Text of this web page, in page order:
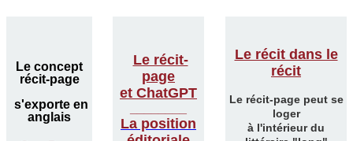
Le concept
récit-page
s'exporte en
anglais
Le récit-
page
et ChatGPT
La position
Le récit dans le
récit
Le récit-page peut se
loger
à l'intérieur du